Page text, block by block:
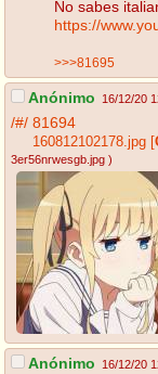
No sabes
https://
>>>81695
Anónimo 16/12/20
/#/ 81694
160812102178.jpg
3er56nrwesgb.jpg )
Anónimo 16/12/20